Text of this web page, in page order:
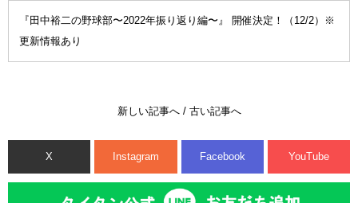
『田中裕二の野球部〜2022年振り返り編〜』 開催決定！（12/2）※
更新情報あり
新しい記事へ/ 古い記事へ
X Instagram Facebook YouTube